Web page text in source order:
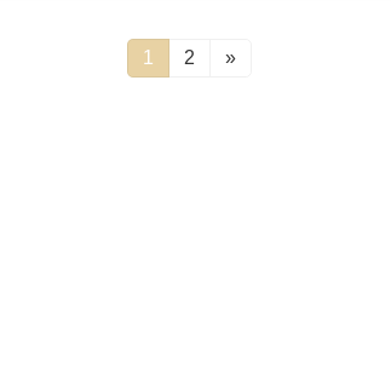
固
定
1
固
2 »